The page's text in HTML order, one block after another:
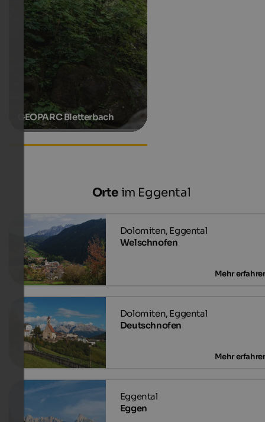
GEOPARC Bletterbach
Unterkünfte in Petersberg
Orte im Eggental
Welschnofen
Deutschnofen
Eggen